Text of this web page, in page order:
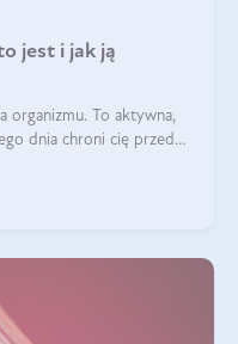
jest i jak ją
organizmu. To aktywna,
dnia chroni cię przed